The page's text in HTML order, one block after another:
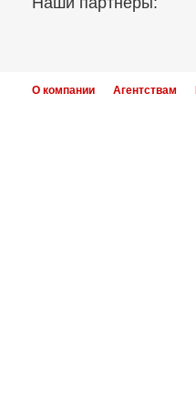
О компании Агентствам